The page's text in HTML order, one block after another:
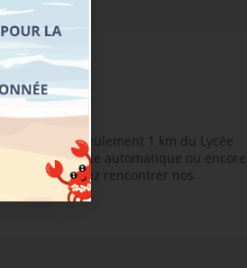
Située à seulement 1 km du Lycée
ou boite automatique ou encore
vous et venez rencontrer nos